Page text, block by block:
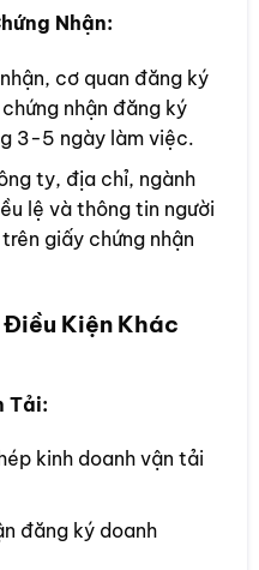
Nhận:
cơ quan đăng ký
nhận đăng ký
3-5 ngày làm việc.
ty, địa chỉ, ngành
lệ và thông tin người
giấy chứng nhận
Kiện Khác
Tải:
kinh doanh vận tải
đăng ký doanh